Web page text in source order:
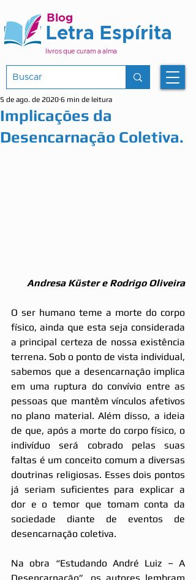
Letra Espírita
Blog
livros que curam a alma
Implicações da
Desencarnação Coletiva.
5 de ago. de 2020 6 min de leitura
Andresa Küster e Rodrigo Oliveira
O ser humano teme a morte do corpo
físico, ainda que esta seja considerada
a principal certeza de nossa existência
terrena. Sob o ponto de vista individual,
sabemos que a desencarnação implica
em uma ruptura do convívio entre as
pessoas que mantêm vínculos afetivos
no plano material. Além disso, a ideia
de que, após a morte do corpo físico, o
indivíduo será cobrado pelas suas
faltas é um conceito comum a diversas
doutrinas religiosas. Esses dois pontos
já seriam suficientes para explicar a
dor e o temor que tomam conta da
sociedade diante de eventos de
desencarnação coletiva.
Na obra “Estudando André Luiz – A